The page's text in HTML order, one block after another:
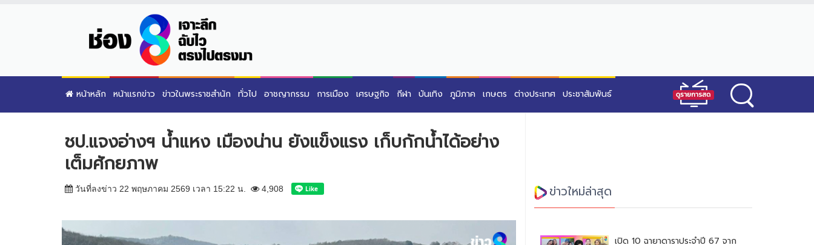
หน้าหลัก หน้าแรกข่าว ข่าวในพระราชสำนัก ทั่วไป อาชญากรรม การเมือง เศรษฐกิจ กีฬา บันเทิง ภูมิภาค เกษตร ต่างประเทศ ประชาสัมพันธ์
ชป.แจงอ่างฯ น้ำแหง เมืองน่าน ยังแข็งแรง เก็บกักน้ำได้อย่าง
เต็มศักยภาพ
วันที่ลงข่าว 22 พฤษภาคม 2569 เวลา 15:22 น. 4,908 ข่าวใหม่ล่าสุด
เปิด 10 ฉายาดาราประจำปี 67 จาก